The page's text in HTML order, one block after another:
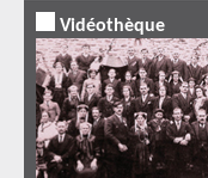
Vidéothèque